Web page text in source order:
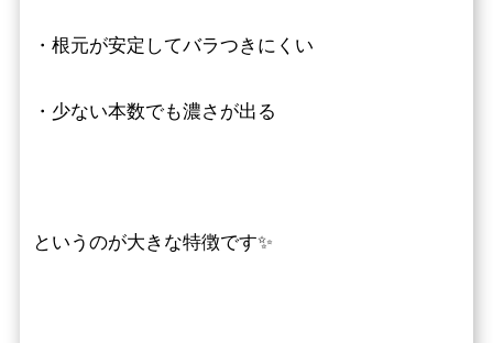
・根元が安定してバラつきにくい
・少ない本数でも濃さが出る
というのが大きな特徴です✨